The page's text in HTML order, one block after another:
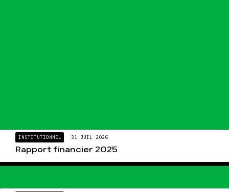
INSTITUTIONNEL 31 JUIL 2026
Rapport financier 2025